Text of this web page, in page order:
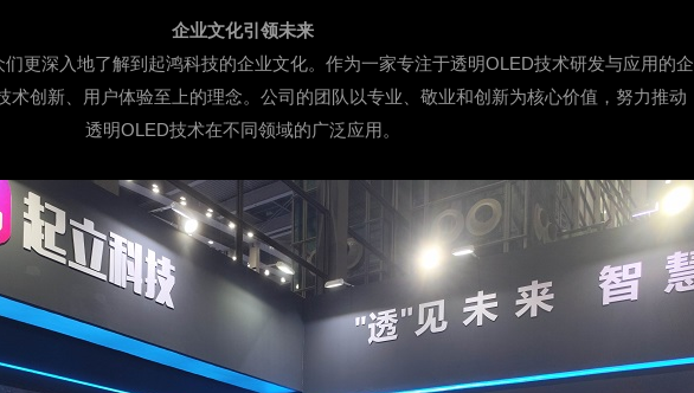
企业文化引领未来
更深入地了解到起鸿科技的企业文化。作为一家专注于透明OLED技术研发与应用的企
术创新、用户体验至上的理念。公司的团队以专业、敬业和创新为核心价值，努力推动
透明OLED技术在不同领域的广泛应用。